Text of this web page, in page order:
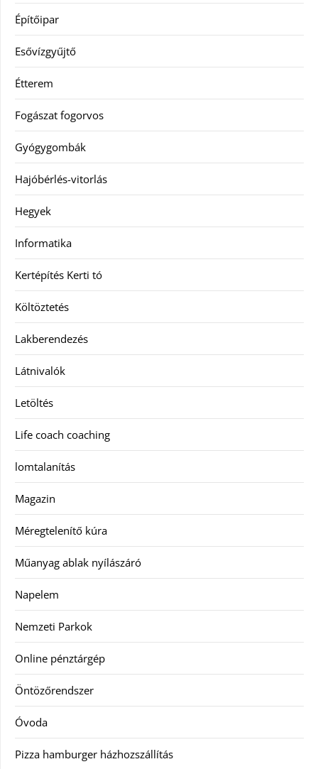
Építőipar
Esővízgyűjtő
Étterem
Fogászat fogorvos
Gyógygombák
Hajóbérlés-vitorlás
Hegyek
Informatika
Kertépítés Kerti tó
Költöztetés
Lakberendezés
Látnivalók
Letöltés
Life coach coaching
lomtalanítás
Magazin
Méregtelenítő kúra
Műanyag ablak nyílászáró
Napelem
Nemzeti Parkok
Online pénztárgép
Öntözőrendszer
Óvoda
Pizza hamburger házhozszállítás